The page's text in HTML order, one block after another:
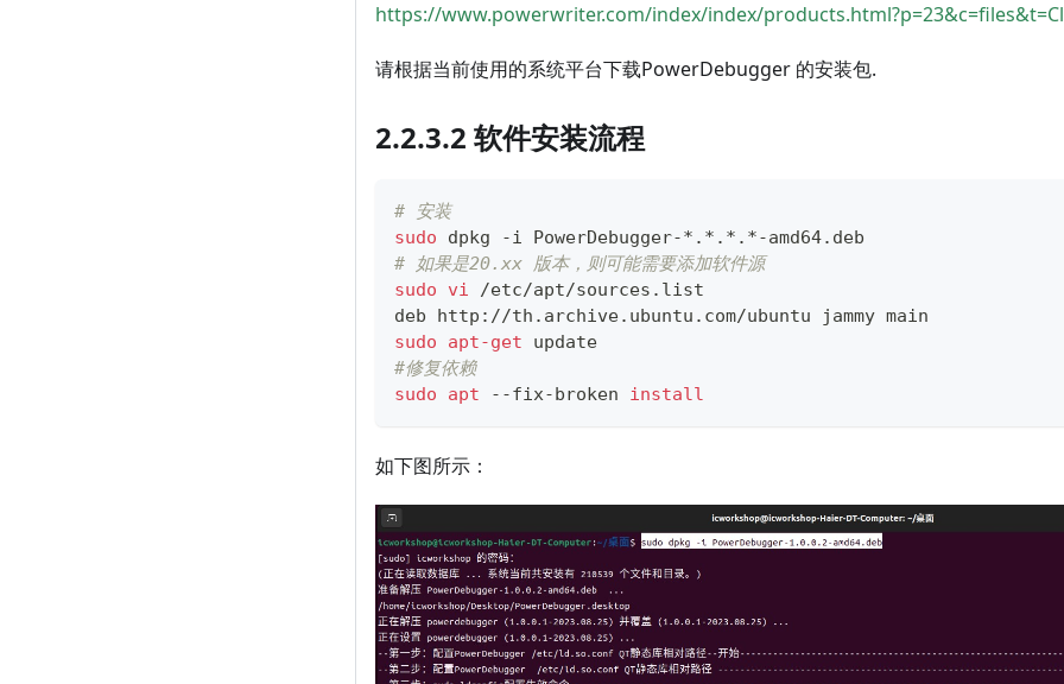
https://www.powerwriter.com/index/index/
请根据当前使用的系统平台下载PowerDebugger 的安装包.
2.2.3.2 软件安装流程
# 安装
sudo dpkg -i PowerDebugger-*.*.*.*-amd64.deb
# 如果是20.xx 版本，则可能需要添加软件源
sudo
vi /etc/apt/sources.list
deb http://th.archive.ubuntu.com/ubuntu jammy main
sudo
apt-get update
#修复依赖
sudo
apt --fix-broken install
如下图所示：